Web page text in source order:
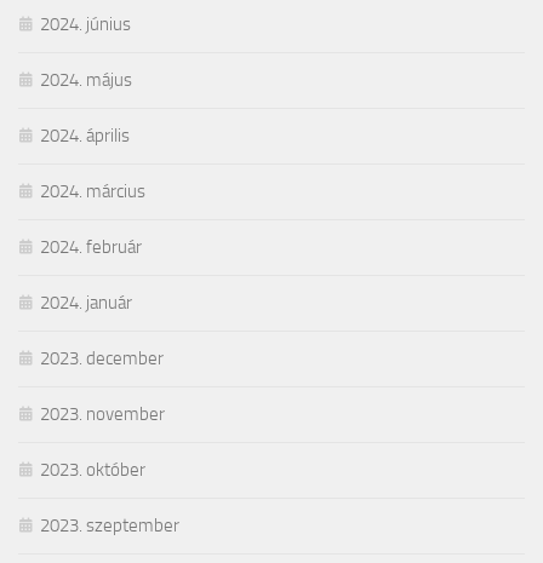
2024. június
2024. május
2024. április
2024. március
2024. február
2024. január
2023. december
2023. november
2023. október
2023. szeptember